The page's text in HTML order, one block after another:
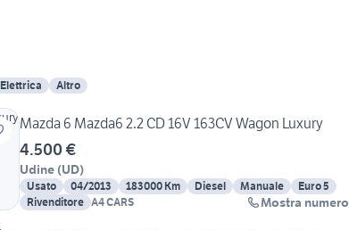
Elettrica Altro
Mazda 6 Mazda6 2.2 CD 16V 163CV Wagon Luxury
4.500 €
Udine (UD)
Usato 04/2013 183000 Km Diesel Manuale
Euro 5
Rivenditore A4 CARS Mostra numero